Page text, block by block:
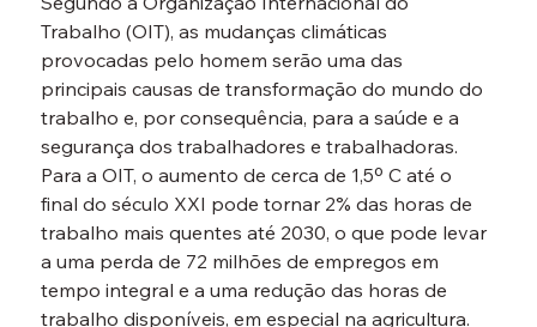
Trabalho (OIT), as mudanças climáticas
provocadas pelo homem serão uma das
principais causas de transformação do mundo do
trabalho e, por consequência, para a saúde e a
segurança dos trabalhadores e trabalhadoras.
Para a OIT, o aumento de cerca de 1,5º C até o
final do século XXI pode tornar 2% das horas de
trabalho mais quentes até 2030, o que pode levar
a uma perda de 72 milhões de empregos em
tempo integral e a uma redução das horas de
trabalho disponíveis, em especial na agricultura.